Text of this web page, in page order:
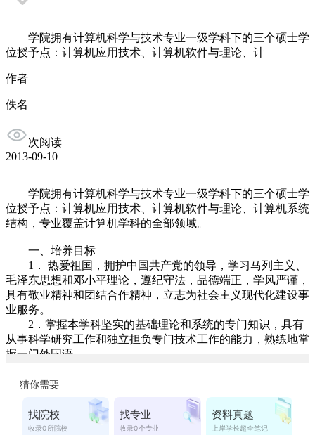
学院拥有计算机科学与技术专业一级学科下的三个硕士学
位授予点：计算机应用技术、计算机软件与理论、计
作者
佚名
次阅读
2013-09-10
学院拥有计算机科学与技术专业一级学科下的三个硕士学
位授予点：计算机应用技术、计算机软件与理论、计算机系统
结构，专业覆盖计算机学科的全部领域。
一、培养目标
1． 热爱祖国，拥护中国共产党的领导，学习马列主义、
毛泽东思想和邓小平理论，遵纪守法，品德端正，学风严谨，
具有敬业精神和团结合作精神，立志为社会主义现代化建设事
业服务。
2．掌握本学科坚实的基础理论和系统的专门知识，具有
从事科学研究工作和独立担负专门技术工作的能力，熟练地掌
握一门外国语。
4． 本学科以网格计算、高性能计算与并行处理、软件工
程、软件方法学、数据库、管理信息系统、多媒体体技术、计
算机网络、智能信息处理和信息安全等为主要研究方向，所开
设的课程反映当前国内外计算机学科的发展水平。本学科培养